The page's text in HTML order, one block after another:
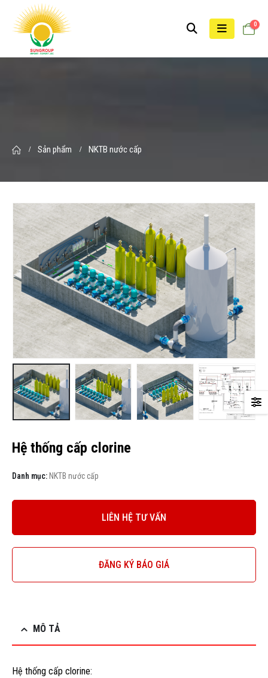
0
Sản phẩm NKTB nước cấp
Hệ thống cấp clorine
Danh mục: NKTB nước cấp
LIÊN HỆ TƯ VẤN
ĐĂNG KÝ BÁO GIÁ
MÔ TẢ
Hệ thống cấp clorine: